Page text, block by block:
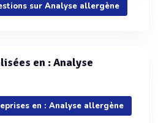
sur Analyse allergène
en : Analyse
en : Analyse allergène